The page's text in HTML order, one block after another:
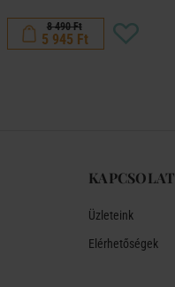
8 490 Ft
5 945 Ft
KAPCSOLAT
Üzleteink
Elérhetőségek